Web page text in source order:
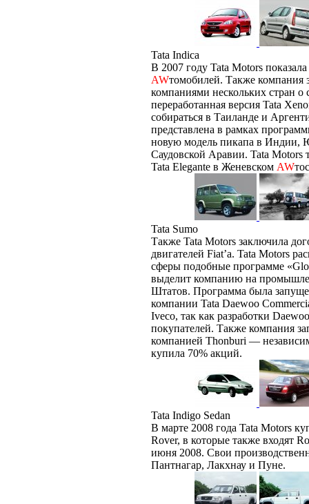
Tata Indica
В 2007 году Tata Motors
AWтомобилей. Также компания
компаниями нескольких стран о
переработанная версия Tata
собираться в Таиланде и
представлена в рамках
новую модель пикапа в
Саудовской Аравии. Tata Motors
Tata Elegante в Женевском AW
Tata Sumo
Также Tata Motors заключила
двигателей Fiat’а. Tata Motors
сферы подобные программе
выделит компанию на
Штатов. Программа была
компании Tata Daewoo
Iveco, так как разработки
покупателей. Также компания
компанией Thonburi —
купила 70% акций.
Tata Indigo Sedan
В марте 2008 года Tata Motors
Rover, в которые также входят
июня 2008. Свои
Пантнагар, Лакхнау и Пуне.